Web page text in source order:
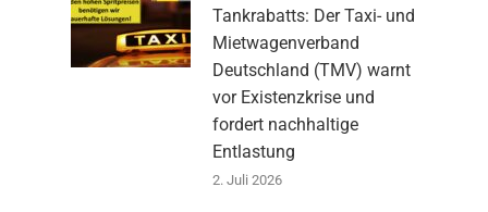
Tankrabatts: Der Taxi- und
Mietwagenverband
Deutschland (TMV) warnt
vor Existenzkrise und
fordert nachhaltige
Entlastung
2. Juli 2026